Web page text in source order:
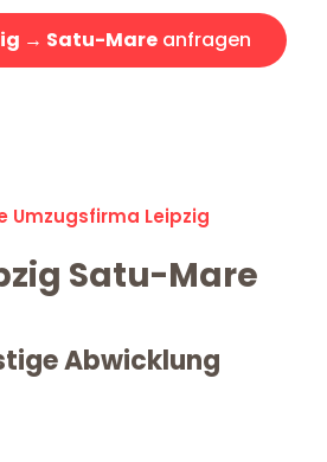
→ Satu-Mareanfragen
Umzugsfirma Leipzig
Satu-Mare
Abwicklung